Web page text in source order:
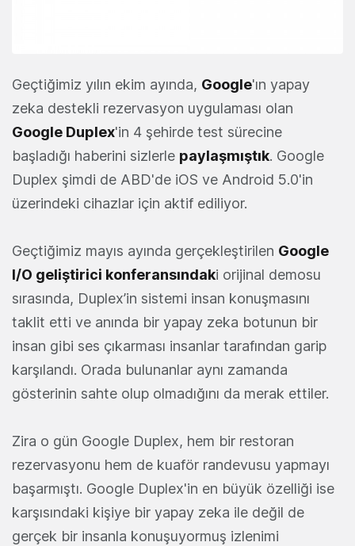
Geçtiğimiz yılın ekim ayında, Google'ın yapay
zeka destekli rezervasyon uygulaması olan
Google Duplex'in 4 şehirde test sürecine
başladığı haberini sizlerle paylaşmıştık. Google
Duplex şimdi de ABD'de iOS ve Android 5.0'in
üzerindeki cihazlar için aktif ediliyor.
Geçtiğimiz mayıs ayında gerçekleştirilen Google
I/O geliştirici konferansındaki orijinal demosu
sırasında, Duplex’in sistemi insan konuşmasını
taklit etti ve anında bir yapay zeka botunun bir
insan gibi ses çıkarması insanlar tarafından garip
karşılandı. Orada bulunanlar aynı zamanda
gösterinin sahte olup olmadığını da merak ettiler.
Zira o gün Google Duplex, hem bir restoran
rezervasyonu hem de kuaför randevusu yapmayı
başarmıştı. Google Duplex'in en büyük özelliği ise
karşısındaki kişiye bir yapay zeka ile değil de
gerçek bir insanla konuşuyormuş izlenimi